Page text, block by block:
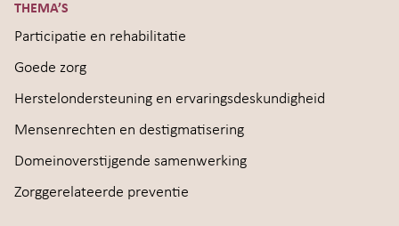
THEMA’S
Participatie en rehabilitatie
Goede zorg
Herstelondersteuning en ervaringsdeskundigheid
Mensenrechten en destigmatisering
Domeinoverstijgende samenwerking
Zorggerelateerde preventie